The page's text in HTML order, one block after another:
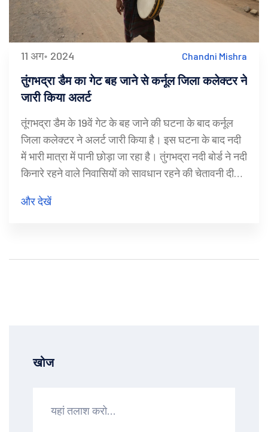
11 अग॰ 2024 Chandni Mishra
तुंगभद्रा डैम का गेट बह जाने से कर्नूल जिला कलेक्टर ने
जारी किया अलर्ट
तूंगभद्रा डैम के 19वें गेट के बह जाने की घटना के बाद कर्नूल
जिला कलेक्टर ने अलर्ट जारी किया है। इस घटना के बाद नदी
में भारी मात्रा में पानी छोड़ा जा रहा है। तुंगभद्रा नदी बोर्ड ने नदी
किनारे रहने वाले निवासियों को सावधान रहने की चेतावनी दी
और देखें
खोज